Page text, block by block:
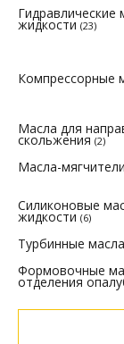
Гидравлические
жидкости (23)
Компрессорные
Масла для
скольжения (2)
Масла-мягчители
Силиконовые
жидкости (6)
Турбинные масла
Формовочные
отделения